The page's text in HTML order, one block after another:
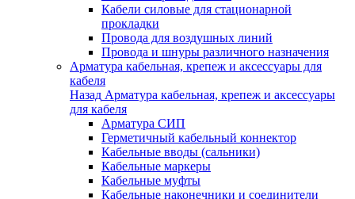
Кабели силовые для стационарной
прокладки
Провода для воздушных линий
Провода и шнуры различного назначения
Арматура кабельная, крепеж и аксессуары для
кабеля
Назад Арматура кабельная, крепеж и аксессуары
для кабеля
Арматура СИП
Герметичный кабельный коннектор
Кабельные вводы (сальники)
Кабельные маркеры
Кабельные муфты
Кабельные наконечники и соединители